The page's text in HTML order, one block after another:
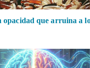
que arruina a